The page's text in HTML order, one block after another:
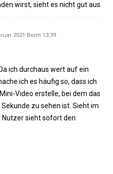
wirst, sieht es nicht gut aus.
2021 Beim 13:39
ich durchaus wert auf ein
ich es häufig so, dass ich
Video erstelle, bei dem das
zu sehen ist. Sieht im
Nutzer sieht sofort den